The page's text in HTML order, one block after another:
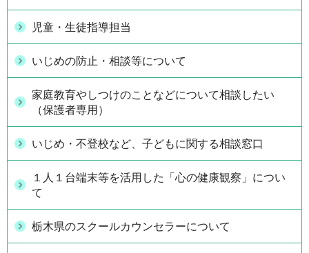
児童・生徒指導担当
いじめの防止・相談等について
家庭教育やしつけのことなどについて相談したい
（保護者専用）
いじめ・不登校など、子どもに関する相談窓口
１人１台端末等を活用した「心の健康観察」につい
て
栃木県のスクールカウンセラーについて